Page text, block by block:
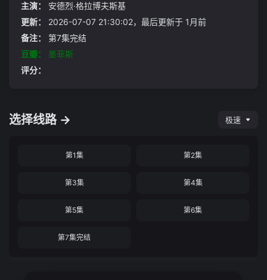
主演：
安德烈·格拉博夫斯基
更新：
2026-07-07 21:30:02，最后更新于 1月前
备注：
第7集完结
豆瓣：
墨菲斯
评分：
选择线路 → 极速
第1集 第2集
第3集 第4集
第5集 第6集
第7集完结